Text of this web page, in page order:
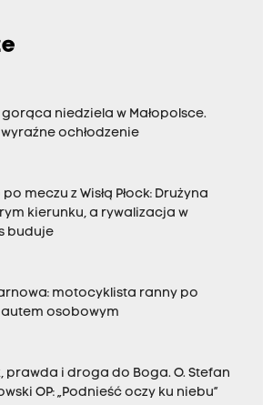
gorąca niedziela w Małopolsce.
ochłodzenie
meczu z Wisłą Płock: Drużyna
kierunku, a rywalizacja w
buduje
motocyklista ranny po
autem osobowym
prawda i droga do Boga. O. Stefan
OP: „Podnieść oczy ku niebu”